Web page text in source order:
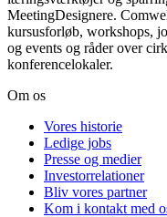
MeetingDesignere.
kursusforløb, workshops,
og events og råder over
Om os
Vores historie
Ledige jobs
Presse og medier
Investorrelationer
Bliv vores partner
Kom i kontakt med